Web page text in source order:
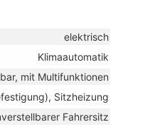
elektrisch
Klimaautomatik
mit Multifunktionen
Sitzheizung
Fahrersitz